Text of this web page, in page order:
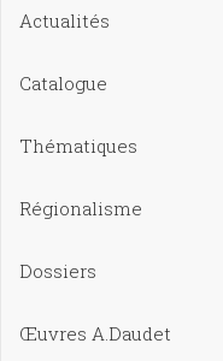
Actualités
Catalogue
Thématiques
Régionalisme
Dossiers
Œuvres A.Daudet